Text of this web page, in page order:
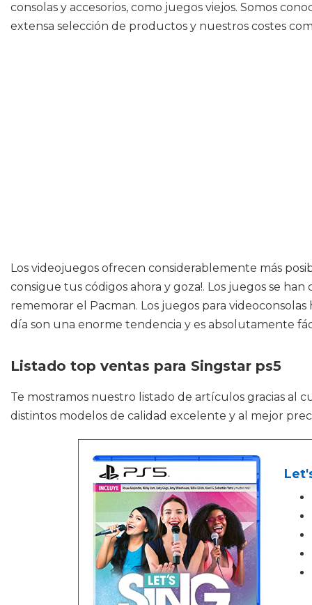
consolas y accesorios, como juegos viejos. Somos
extensa selección de productos y nuestros costes
Los videojuegos ofrecen considerablemente más
consigue tus códigos ahora y goza!. Los juegos se
rememorar el Pacman. Los juegos para
día son una enorme tendencia y es absolutamente
Listado top ventas para Singstar ps5
Te mostramos nuestro listado de artículos gracias al
distintos modelos de calidad excelente y al mejor